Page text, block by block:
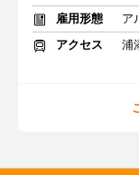
雇用形態
ア
アクセス
浦